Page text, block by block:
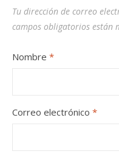
Tu dirección de correo
campos obligatorios están
Nombre *
Correo electrónico *